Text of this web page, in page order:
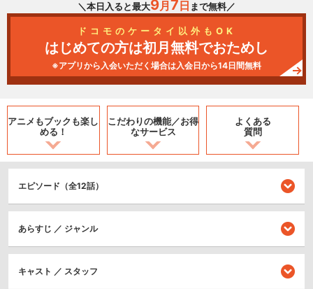
＼本日入ると最大9月 7 日 まで無料／
ドコモのケータイ以外もOK
はじめての方は初月無料でおためし
※アプリから入会いただく場合は入会日から14日間無料
アニメもブックも楽し
める！
こだわりの機能／お得
なサービス
よくある
質問
エピソード（全12話）
あらすじ ／ ジャンル
キャスト ／ スタッフ